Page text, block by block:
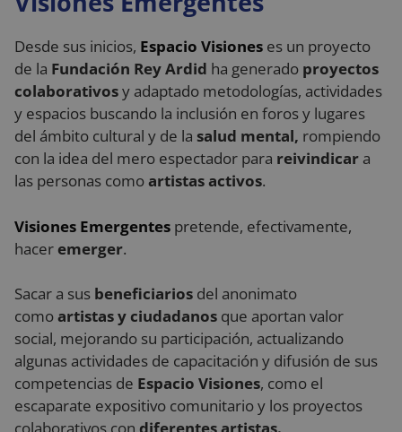
Desde sus inicios, Espacio Visiones es un proyecto
de la Fundación Rey Ardid ha generado proyectos
colaborativosy adaptado metodologías, actividades
y espacios buscando la inclusión en foros y lugares
del ámbito cultural y de la salud mental, rompiendo
con la idea del mero espectador para reivindicar a
las personas comoartistas activos.
Visiones Emergentes pretende, efectivamente,
hacer emerger.
Sacar a sus beneficiarios del anonimato
comoartistas y ciudadanos que aportan valor
social, mejorando su participación, actualizando
algunas actividades de capacitación y difusión de sus
competencias de Espacio Visiones, como el
escaparate expositivo comunitario y los proyectos
Cookies no clasificadas
Cookies estrictamente necesarias
Cookies de rendimiento
Cookies de preferencias
Cookies no clasificadas
funcionalidad principal del sitio web, como el inicio
de sesión de usuario y la gestión de cuentas. El sitio
web no se puede utilizar correctamente sin las
cookies estrictamente necesarias.
Nombre
Proveedor/
Dominio
Vencimiento
VISITOR_PRIVACY_METADATA
.youtube.com
semanas